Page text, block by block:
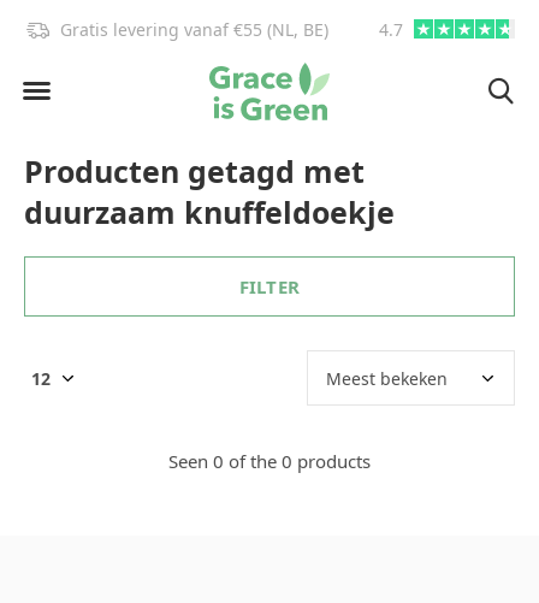
Gratis levering vanaf €55 (NL, BE) 4.7
Producten getagd met
duurzaam knuffeldoekje
FILTER
Seen 0 of the 0 products